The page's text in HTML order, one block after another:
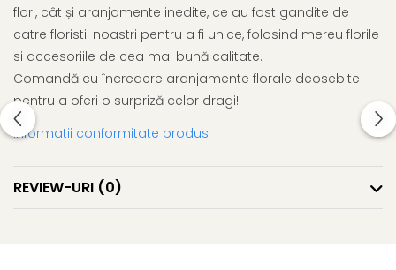
flori, cât și aranjamente inedite, ce au fost gandite de
catre floristii noastri pentru a fi unice, folosind mereu florile
si accesoriile de cea mai bună calitate.
Comandă cu încredere aranjamente florale deosebite
pentru a oferi o surpriză celor dragi!
Informatii conformitate produs
REVIEW-URI (0)